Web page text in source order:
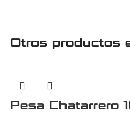
Otros productos
Pesa Chatarrero